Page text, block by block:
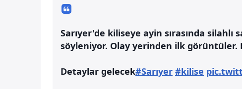
Sarıyer'de kiliseye ayin sırasında silahlı
söyleniyor. Olay yerinden ilk
Detaylar gelecek#Sarıyer #kilise